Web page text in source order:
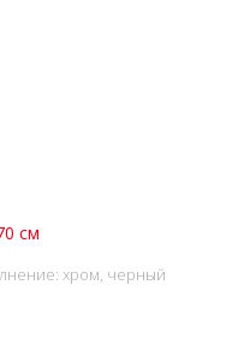
см
хром, черный